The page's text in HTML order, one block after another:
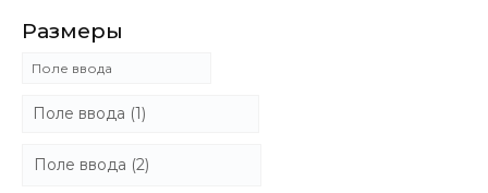
Размеры